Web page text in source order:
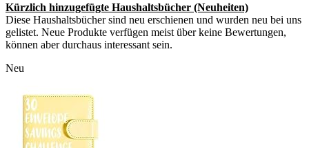
Kürzlich hinzugefügte Haushaltsbücher (Neuheiten)
Diese Haushaltsbücher sind neu erschienen und wurden neu bei uns
gelistet. Neue Produkte verfügen meist über keine Bewertungen,
können aber durchaus interessant sein.
Neu